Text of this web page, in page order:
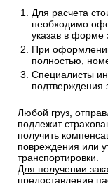
Для расчета
необходимо
указав в форме
При
полностью,
Специалисты
подтверждения
Любой груз,
подлежит
получить
повреждения или
транспортировки.
Для получении
предоставление